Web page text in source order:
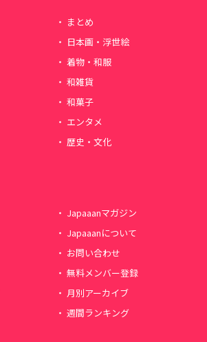
まとめ
日本画・浮世絵
着物・和服
和雑貨
和菓子
エンタメ
歴史・文化
Japaaanマガジン
Japaaanについて
お問い合わせ
無料メンバー登録
月別アーカイブ
週間ランキング